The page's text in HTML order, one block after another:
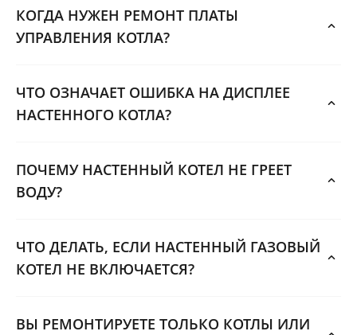
КОГДА НУЖЕН РЕМОНТ ПЛАТЫ
УПРАВЛЕНИЯ КОТЛА?
ЧТО ОЗНАЧАЕТ ОШИБКА НА ДИСПЛЕЕ
НАСТЕННОГО КОТЛА?
ПОЧЕМУ НАСТЕННЫЙ КОТЕЛ НЕ ГРЕЕТ
ВОДУ?
ЧТО ДЕЛАТЬ, ЕСЛИ НАСТЕННЫЙ ГАЗОВЫЙ
КОТЕЛ НЕ ВКЛЮЧАЕТСЯ?
ВЫ РЕМОНТИРУЕТЕ ТОЛЬКО КОТЛЫ ИЛИ